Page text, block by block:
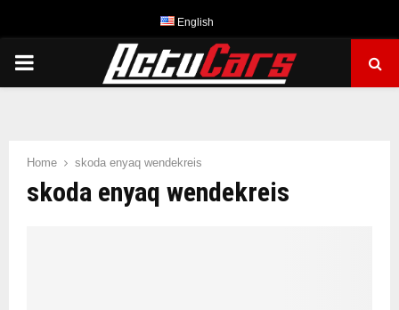
English
PRIMARY
Home skoda enyaq wendekreis
skoda enyaq wendekreis